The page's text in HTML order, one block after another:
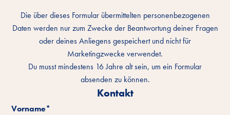
Die über dieses Formular übermittelten personenbezogenen
Daten werden nur zum Zwecke der Beantwortung deiner Fragen
oder deines Anliegens gespeichert und nicht für
Marketingzwecke verwendet.
Du musst mindestens 16 Jahre alt sein, um ein Formular
absenden zu können.
Kontakt
Vorname*